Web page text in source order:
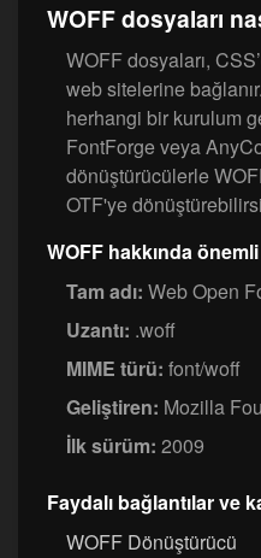
WOFF dosyaları
WOFF dosyaları,
web sitelerine
herhangi bir kurulum
FontForge veya
dönüştürücülerle
OTF'ye
WOFF hakkında
Tam adı: Web Open
Uzantı: .woff
MIME türü: font/woff
Geliştiren: Mozilla
İlk sürüm: 2009
Faydalı bağlantılar ve
WOFF Dönüştürücü